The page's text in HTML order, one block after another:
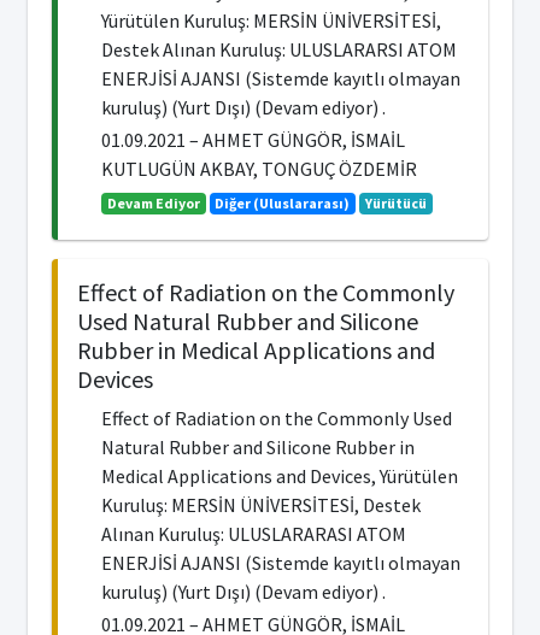
Yürütülen Kuruluş: MERSİN ÜNİVERSİTESİ,
Destek Alınan Kuruluş: ULUSLARARSI ATOM
ENERJİSİ AJANSI (Sistemde kayıtlı olmayan
kuruluş) (Yurt Dışı) (Devam ediyor) .
01.09.2021 – AHMET GÜNGÖR, İSMAİL
KUTLUGÜN AKBAY, TONGUÇ ÖZDEMİR
Devam Ediyor Diğer (Uluslararası) Yürütücü
Effect of Radiation on the Commonly
Used Natural Rubber and Silicone
Rubber in Medical Applications and
Devices
Effect of Radiation on the Commonly Used
Natural Rubber and Silicone Rubber in
Medical Applications and Devices, Yürütülen
Kuruluş: MERSİN ÜNİVERSİTESİ, Destek
Alınan Kuruluş: ULUSLARARASI ATOM
ENERJİSİ AJANSI (Sistemde kayıtlı olmayan
kuruluş) (Yurt Dışı) (Devam ediyor) .
01.09.2021 – AHMET GÜNGÖR, İSMAİL